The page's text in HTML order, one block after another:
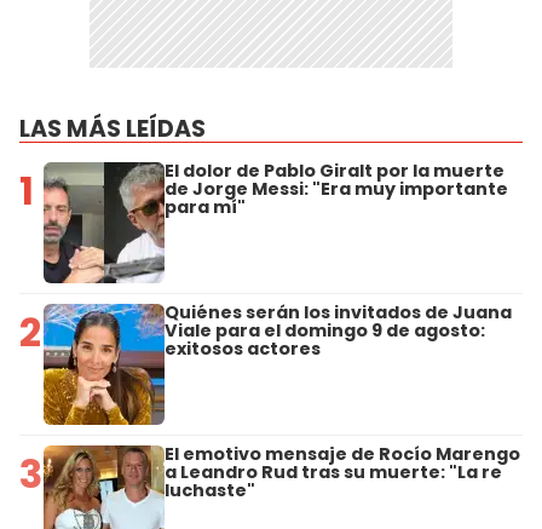
LAS MÁS LEÍDAS
1 El dolor de Pablo Giralt por la muerte
de Jorge Messi: "Era muy importante
para mí"
2 Quiénes serán los invitados de Juana
Viale para el domingo 9 de agosto:
exitosos actores
3 El emotivo mensaje de Rocío Marengo
a Leandro Rud tras su muerte: "La re
luchaste"